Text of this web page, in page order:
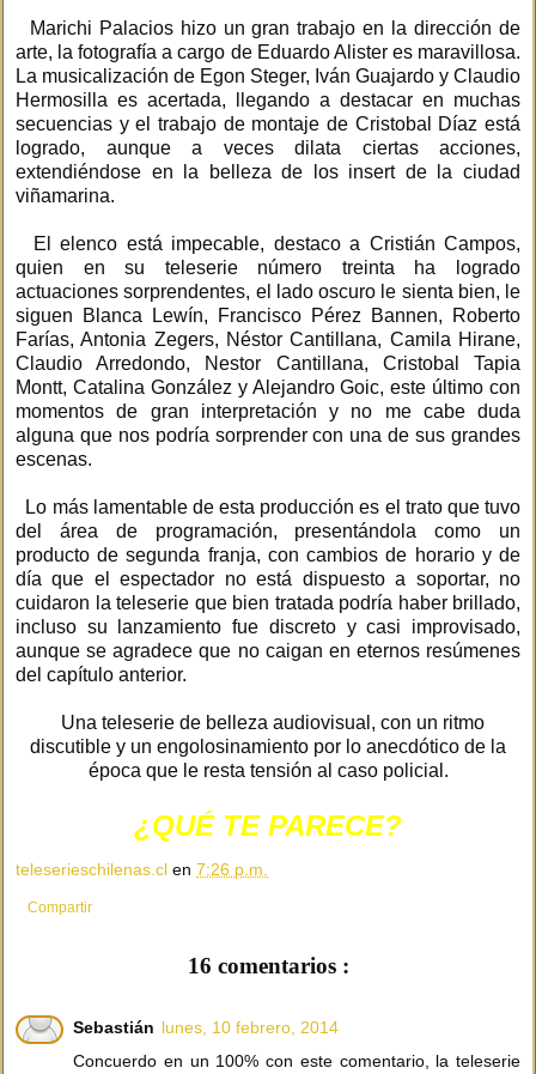
Marichi Palacios hizo un gran trabajo en la dirección de
arte, la fotografía a cargo de Eduardo Alister es maravillosa.
La musicalización de Egon Steger, Iván Guajardo y Claudio
Hermosilla es acertada, llegando a destacar en muchas
secuencias y el trabajo de montaje de Cristobal Díaz está
logrado, aunque a veces dilata ciertas acciones,
extendiéndose en la belleza de los insert de la ciudad
viñamarina.
El elenco está impecable, destaco a Cristián Campos,
quien en su teleserie número treinta ha logrado
actuaciones sorprendentes, el lado oscuro le sienta bien, le
siguen Blanca Lewín, Francisco Pérez Bannen, Roberto
Farías, Antonia Zegers, Néstor Cantillana, Camila Hirane,
Claudio Arredondo, Nestor Cantillana, Cristobal Tapia
Montt, Catalina González y Alejandro Goic, este último con
momentos de gran interpretación y no me cabe duda
alguna que nos podría sorprender con una de sus grandes
escenas.
Lo más lamentable de esta producción es el trato que tuvo
del área de programación, presentándola como un
producto de segunda franja, con cambios de horario y de
día que el espectador no está dispuesto a soportar, no
cuidaron la teleserie que bien tratada podría haber brillado,
incluso su lanzamiento fue discreto y casi improvisado,
aunque se agradece que no caigan en eternos resúmenes
del capítulo anterior.
Una teleserie de belleza audiovisual, con un ritmo
discutible y un engolosinamiento por lo anecdótico de la
época que le resta tensión al caso policial.
¿QUÉ TE PARECE?
teleserieschilenas.cl en 7:26 p.m.
Compartir
16 comentarios :
Sebastián lunes, 10 febrero, 2014
Concuerdo en un 100% con este comentario, la teleserie